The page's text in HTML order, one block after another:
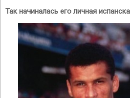
Так начиналась его личная